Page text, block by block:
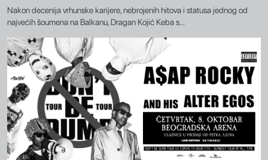
Nakon decenija vrhunske karijere, nebrojenih hitova i statusa jednog od
najvećih šoumena na Balkanu, Dragan Kojić Keba s...